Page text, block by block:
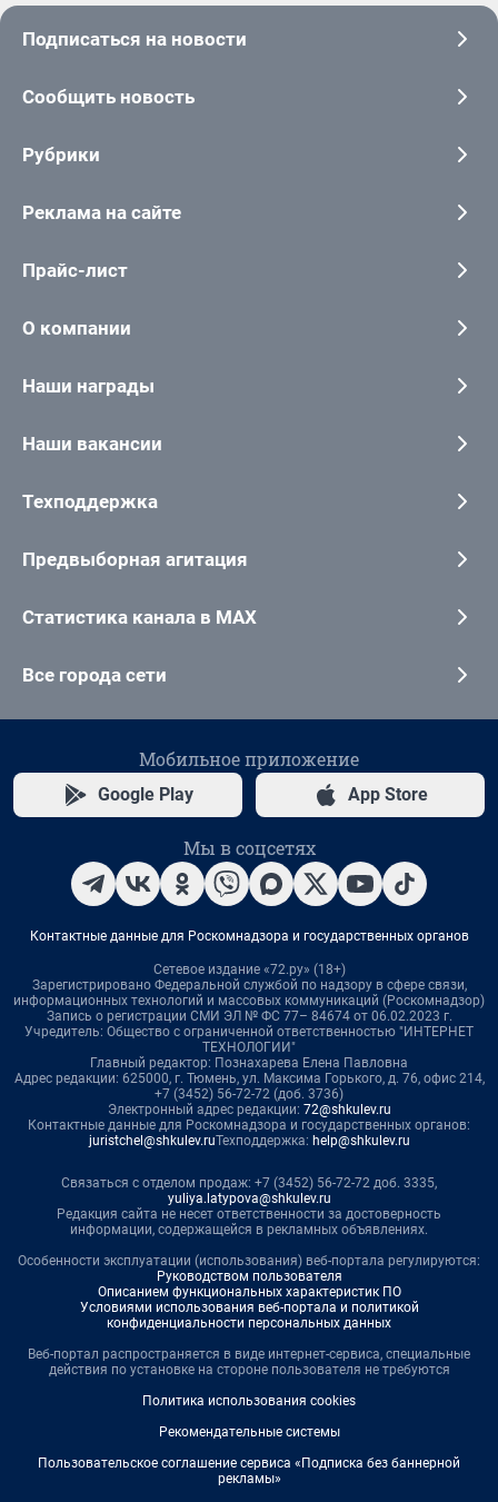
Подписаться на новости
Сообщить новость
Рубрики
Реклама на сайте
Прайс-лист
О компании
Наши награды
Наши вакансии
Техподдержка
Предвыборная агитация
Статистика канала в MAX
Все города сети
Мобильное приложение
Google Play App Store
Мы в соцсетях
Контактные данные для Роскомнадзора и государственных органов
Сетевое издание «72.ру» (18+)
Зарегистрировано Федеральной службой по надзору в сфере связи,
информационных технологий и массовых коммуникаций (Роскомнадзор)
Запись о регистрации СМИ ЭЛ № ФС 77– 84674 от 06.02.2023 г.
Учредитель: Общество с ограниченной ответственностью "ИНТЕРНЕТ
ТЕХНОЛОГИИ"
Главный редактор: Познахарева Елена Павловна
Адрес редакции: 625000, г. Тюмень, ул. Максима Горького, д. 76, офис 214,
+7 (3452) 56-72-72 (доб. 3736)
Электронный адрес редакции: 72@shkulev.ru
Контактные данные для Роскомнадзора и государственных органов:
juristchel@shkulev.ruТехподдержка: help@shkulev.ru
Связаться с отделом продаж: +7 (3452) 56-72-72 доб. 3335,
yuliya.latypova@shkulev.ru
Редакция сайта не несет ответственности за достоверность
информации, содержащейся в рекламных объявлениях.
Особенности эксплуатации (использования) веб-портала регулируются:
Руководством пользователя
Описанием функциональных характеристик ПО
Условиями использования веб-портала и политикой
конфиденциальности персональных данных
Веб-портал распространяется в виде интернет-сервиса, специальные
действия по установке на стороне пользователя не требуются
Политика использования cookies
Рекомендательные системы
Пользовательское соглашение сервиса «Подписка без баннерной
рекламы»